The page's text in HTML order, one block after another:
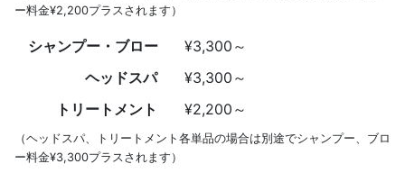
ー料金¥2,200プラスされます）
シャンプー・ブロー
¥3,300～
ヘッドスパ
¥3,300～
トリートメント
¥2,200～
（ヘッドスパ、トリートメント各単品の場合は別途でシャンプー、ブロ
ー料金¥3,300プラスされます）